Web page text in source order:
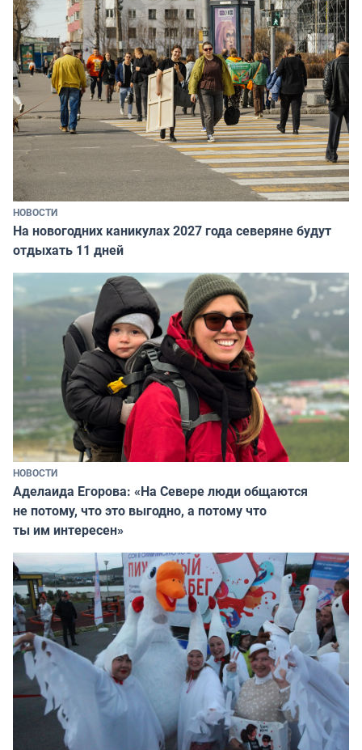
НОВОСТИ
На новогодних каникулах 2027 года северяне будут
отдыхать 11 дней
НОВОСТИ
Аделаида Егорова: «На Севере люди общаются
не потому, что это выгодно, а потому что
ты им интересен»